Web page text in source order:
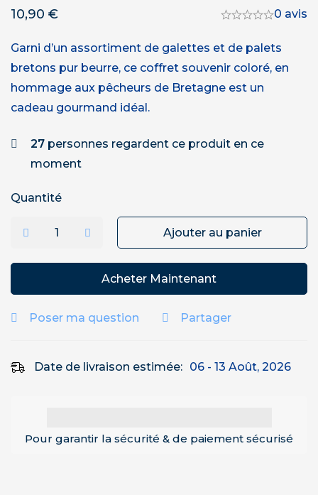
10,90 € 0 avis
Garni d’un assortiment de galettes et de palets
bretons pur beurre, ce coffret souvenir coloré, en
hommage aux pêcheurs de Bretagne est un
cadeau gourmand idéal.
27 personnes regardent ce produit en ce
moment
Quantité
Ajouter au panier
Acheter Maintenant
Poser ma question Partager
Date de livraison estimée: 06 - 13 Août, 2026
Pour garantir la sécurité & de paiement sécurisé